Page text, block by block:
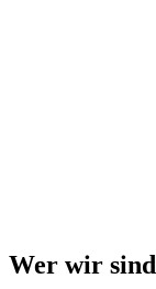
Wer wir sind